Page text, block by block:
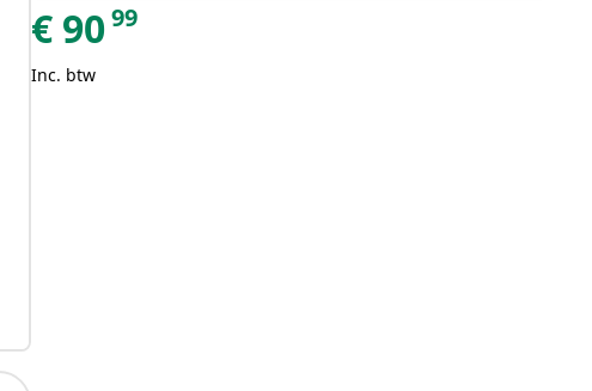
€ 9099
Inc. btw